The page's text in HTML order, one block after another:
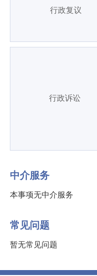
行政复议
行政诉讼
中介服务
本事项无中介服务
常见问题
暂无常见问题